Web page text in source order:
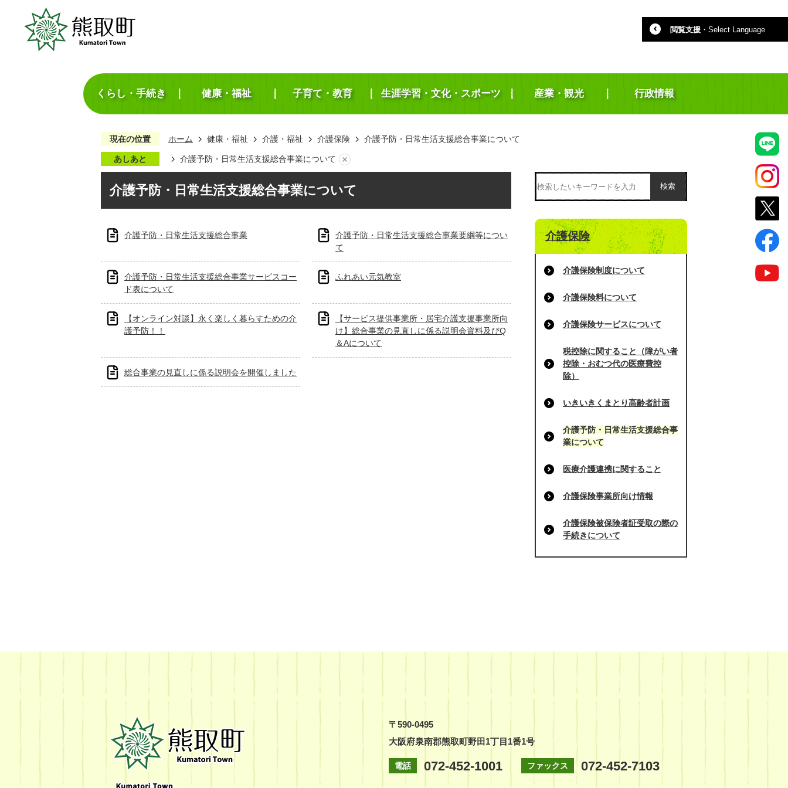
閲覧支援 ・ Select Language
くらし・手続き 健康・福祉 子育て・教育 生涯学習・文化・スポーツ 産業・観光 行政情報
現在の位置 ホーム 健康・福祉 介護・福祉 介護保険 介護予防・日常生活支援総合事業について
あしあと 介護予防・日常生活支援総合事業について
介護予防・日常生活支援総合事業について
介護予防・日常生活支援総合事業
介護予防・日常生活支援総合事業要綱等につい
て
介護予防・日常生活支援総合事業サービスコー
ド表について
ふれあい元気教室
【オンライン対談】永く楽しく暮らすための介
護予防！！
【サービス提供事業所・居宅介護支援事業所向
け】総合事業の見直しに係る説明会資料及びQ
＆Aについて
総合事業の見直しに係る説明会を開催しました
検索
介護保険
介護保険制度について
介護保険料について
介護保険サービスについて
税控除に関すること（障がい者
控除・おむつ代の医療費控
除）
いきいきくまとり高齢者計画
介護予防・日常生活支援総合事
業について
医療介護連携に関すること
介護保険事業所向け情報
介護保険被保険者証受取の際の
手続きについて
町
Kumatori
Town
Official
Site
〒590-0495
大阪府泉南郡熊取町野田1丁目1番1号
電話 072-452-1001 ファックス 072-452-7103